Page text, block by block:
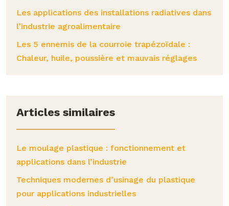
Les applications des installations radiatives dans
l’industrie agroalimentaire
Les 5 ennemis de la courroie trapézoïdale :
Chaleur, huile, poussière et mauvais réglages
Articles similaires
Le moulage plastique : fonctionnement et
applications dans l’industrie
Techniques modernes d’usinage du plastique
pour applications industrielles